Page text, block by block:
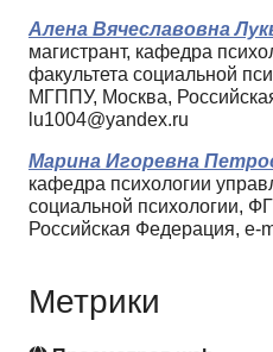
Алена Вячеславовна
магистрант, кафедра
факультета социальной
МГППУ, Москва,
lu1004@yandex.ru
Марина Игоревна
кафедра психологии
социальной психологии,
Российская Федерация, e-
Метрики